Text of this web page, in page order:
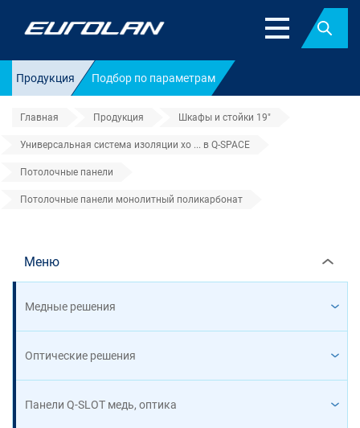
Найти
Продукция Подбор по параметрам
Главная Продукция Шкафы и стойки 19"
Универсальная система изоляции хо ... в Q-SPACE
Потолочные панели
Потолочные панели монолитный поликарбонат
Потолочные панели
Меню
Медные решения
Оптические решения
Панели Q-SLOT медь, оптика